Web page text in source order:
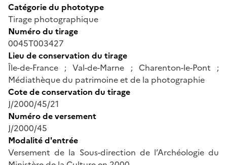
Catégorie du phototype
Tirage photographique
Numéro du tirage
0045T003427
Lieu de conservation du tirage
Île-de-France ; Val-de-Marne ; Charenton-le-Pont ;
Médiathèque du patrimoine et de la photographie
Cote de conservation du tirage
J/2000/45/21
Numéro de versement
J/2000/45
Modalité d'entrée
Versement de la Sous-direction de l’Archéologie du